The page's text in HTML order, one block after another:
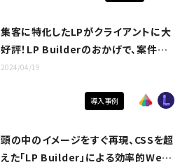
集客に特化したLPがクライアントに大
好評！LP Builderのおかげで、案件の
受注率も上がっています｜ウィズコネク
2024/04/19
導入事例
頭の中のイメージをすぐ再現、CSSを超
えた「LP Builder」による効率的Web